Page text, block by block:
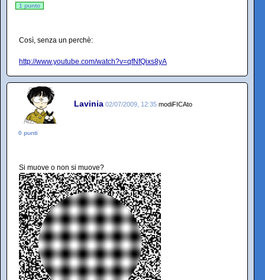
1 punto
Così, senza un perchè:
http://www.youtube.com/watch?v=qfNfQixs8yA
Lavinia 02/07/2009, 12:35 modiFICAto
0 punti
Si muove o non si muove?